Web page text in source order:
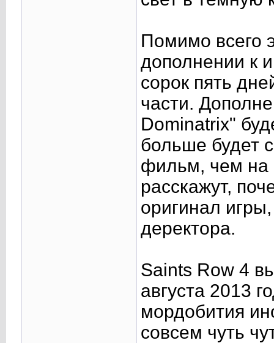
Помимо всего
дополнении к
сорок пять
части.
Dominatrix"
больше будет
фильм, чем на
расскажут,
оригинал
деректора.
Saints Row 4
августа 2013
мордобития
совсем чуть